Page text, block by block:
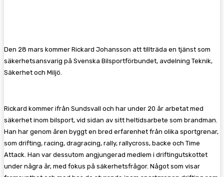
Den 28 mars kommer Rickard Johansson att tillträda en tjänst som
säkerhetsansvarig på Svenska Bilsportförbundet, avdelning Teknik,
Säkerhet och Miljö.
Rickard kommer ifrån Sundsvall och har under 20 år arbetat med
säkerhet inom bilsport, vid sidan av sitt heltidsarbete som brandman.
Han har genom åren byggt en bred erfarenhet från olika sportgrenar,
som drifting, racing, dragracing, rally, rallycross, backe och Time
Attack. Han var dessutom angjungerad medlem i driftingutskottet
under några år, med fokus på säkerhetsfrågor. Något som visar